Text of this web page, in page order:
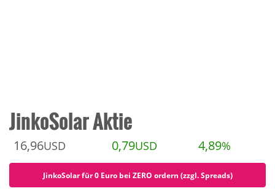
JinkoSolar Aktie
16,96USD 0,79USD 4,89%
JinkoSolar für 0 Euro bei ZERO ordern (zzgl. Spreads)